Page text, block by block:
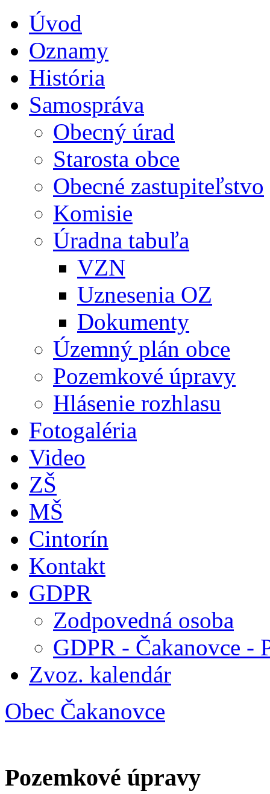
Úvod
Oznamy
História
Samospráva
Obecný úrad
Starosta obce
Obecné zastupiteľstvo
Komisie
Úradna tabuľa
VZN
Uznesenia OZ
Dokumenty
Územný plán obce
Pozemkové úpravy
Hlásenie rozhlasu
Fotogaléria
Video
ZŠ
MŠ
Cintorín
Kontakt
GDPR
Zodpovedná osoba
GDPR - Čakanovce -
Zvoz. kalendár
Obec Čakanovce
Pozemkové úpravy